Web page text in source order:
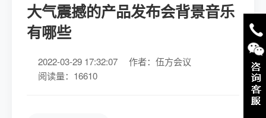
大气震撼的产品发布会背景音乐
有哪些
2022-03-29 17:32:07
作者：伍方会议
阅读量：16610